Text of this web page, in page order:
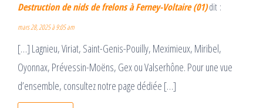
Destruction de nids de frelons à Ferney-Voltaire (01)dit :
mars 28, 2025 à 9:05 am
[…] Lagnieu, Viriat, Saint-Genis-Pouilly, Meximieux, Miribel,
Oyonnax, Prévessin-Moëns, Gex ou Valserhône. Pour une vue
d’ensemble, consultez notre page dédiée […]